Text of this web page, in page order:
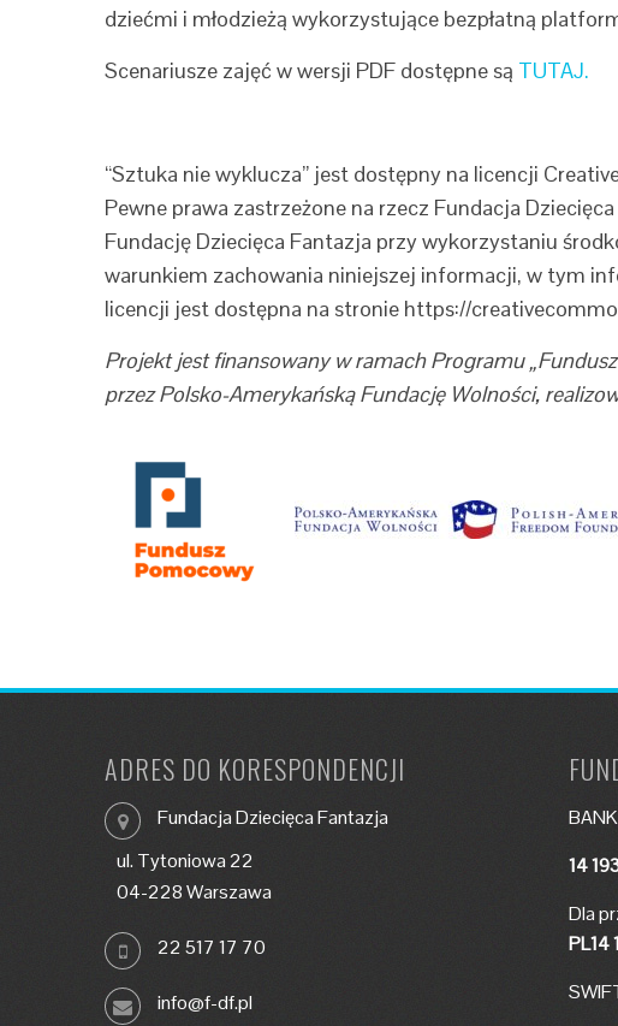
dziećmi i młodzieżą wykorzystujące bezpłatną
Scenariusze zajęć w wersji PDF dostępne są TUTAJ.
“Sztuka nie wyklucza” jest dostępny na licencji
Pewne prawa zastrzeżone na rzecz Fundacja
Fundację Dziecięca Fantazja przy wykorzystaniu
warunkiem zachowania niniejszej informacji, w tym
licencji jest dostępna na stronie https://
Projekt jest finansowany w ramach Programu
przez Polsko-Amerykańską Fundację Wolności,
ADRES DO KORESPONDENCJI
Fundacja Dziecięca Fantazja
ul. Tytoniowa 22
04-228 Warszawa
22 517 17 70
info@f-df.pl
14
Dla
PL14